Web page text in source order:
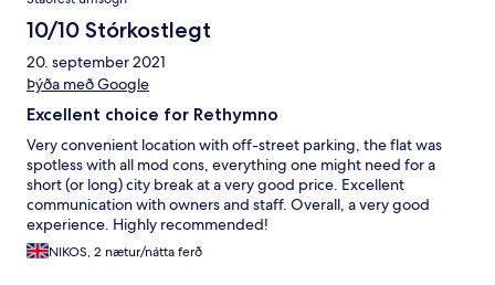
10/10 Stórkostlegt
20. september 2021
Þýða með Google
Excellent choice for Rethymno
Very convenient location with off-street parking, the flat was
spotless with all mod cons, everything one might need for a
short (or long) city break at a very good price. Excellent
communication with owners and staff. Overall, a very good
experience. Highly recommended!
NIKOS, 2 nætur/nátta ferð